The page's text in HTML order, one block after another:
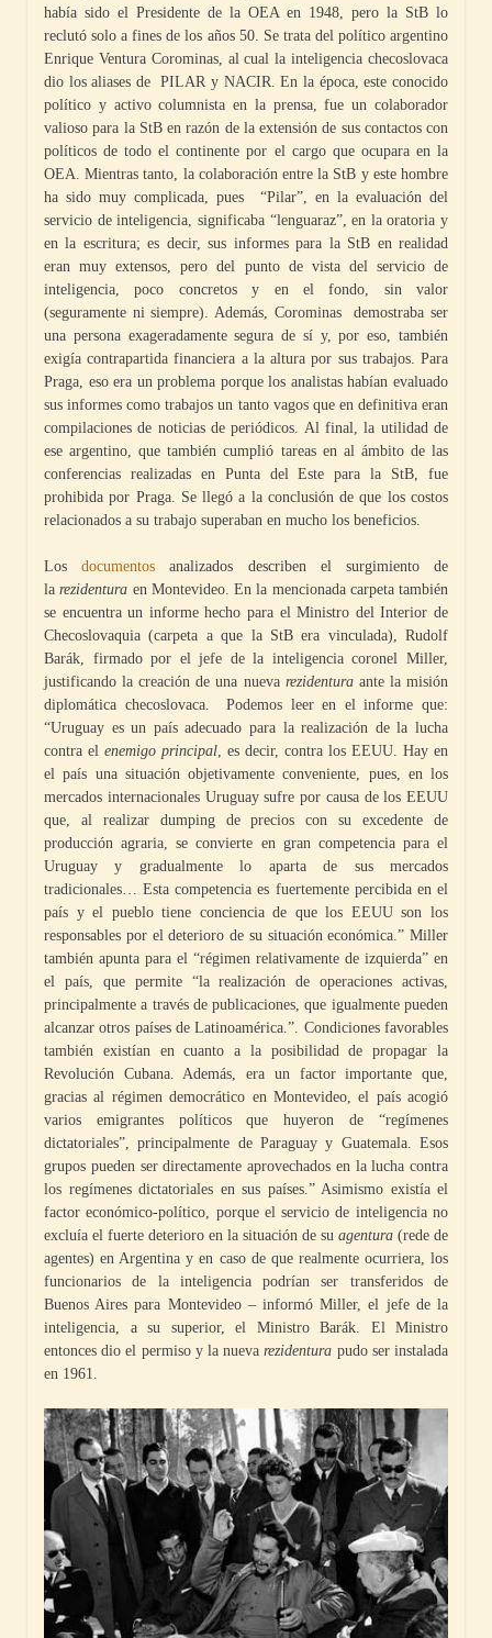
había sido el Presidente de la OEA en 1948, pero la StB lo
reclutó solo a fines de los años 50. Se trata del político argentino
Enrique Ventura Corominas, al cual la inteligencia checoslovaca
dio los aliases de PILAR y NACIR. En la época, este conocido
político y activo columnista en la prensa, fue un colaborador
valioso para la StB en razón de la extensión de sus contactos con
políticos de todo el continente por el cargo que ocupara en la
OEA. Mientras tanto, la colaboración entre la StB y este hombre
ha sido muy complicada, pues “Pilar”, en la evaluación del
servicio de inteligencia, significaba “lenguaraz”, en la oratoria y
en la escritura; es decir, sus informes para la StB en realidad
eran muy extensos, pero del punto de vista del servicio de
inteligencia, poco concretos y en el fondo, sin valor
(seguramente ni siempre). Además, Corominas demostraba ser
una persona exageradamente segura de sí y, por eso, también
exigía contrapartida financiera a la altura por sus trabajos. Para
Praga, eso era un problema porque los analistas habían evaluado
sus informes como trabajos un tanto vagos que en definitiva eran
compilaciones de noticias de periódicos. Al final, la utilidad de
ese argentino, que también cumplió tareas en al ámbito de las
conferencias realizadas en Punta del Este para la StB, fue
prohibida por Praga. Se llegó a la conclusión de que los costos
relacionados a su trabajo superaban en mucho los beneficios.
Losdocumentos analizados describen el surgimiento de
larezidentura en Montevideo. En la mencionada carpeta también
se encuentra un informe hecho para el Ministro del Interior de
Checoslovaquia (carpeta a que la StB era vinculada), Rudolf
Barák, firmado por el jefe de la inteligencia coronel Miller,
justificando la creación de una nueva rezidenturaante la misión
diplomática checoslovaca. Podemos leer en el informe que:
“Uruguay es un país adecuado para la realización de la lucha
contra el enemigo principal, es decir, contra los EEUU. Hay en
el país una situación objetivamente conveniente, pues, en los
mercados internacionales Uruguay sufre por causa de los EEUU
que, al realizar dumping de precios con su excedente de
producción agraria, se convierte en gran competencia para el
Uruguay y gradualmente lo aparta de sus mercados
tradicionales… Esta competencia es fuertemente percibida en el
país y el pueblo tiene conciencia de que los EEUU son los
responsables por el deterioro de su situación económica.” Miller
también apunta para el “régimen relativamente de izquierda” en
el país, que permite “la realización de operaciones activas,
principalmente a través de publicaciones, que igualmente pueden
alcanzar otros países de Latinoamérica.”. Condiciones favorables
también existían en cuanto a la posibilidad de propagar la
Revolución Cubana. Además, era un factor importante que,
gracias al régimen democrático en Montevideo, el país acogió
varios emigrantes políticos que huyeron de “regímenes
dictatoriales”, principalmente de Paraguay y Guatemala. Esos
grupos pueden ser directamente aprovechados en la lucha contra
los regímenes dictatoriales en sus países.” Asimismo existía el
factor económico-político, porque el servicio de inteligencia no
excluía el fuerte deterioro en la situación de su agentura (rede de
agentes) en Argentina y en caso de que realmente ocurriera, los
funcionarios de la inteligencia podrían ser transferidos de
Buenos Aires para Montevideo – informó Miller, el jefe de la
inteligencia, a su superior, el Ministro Barák. El Ministro
entonces dio el permiso y la nuevarezidentura pudo ser instalada
en 1961.